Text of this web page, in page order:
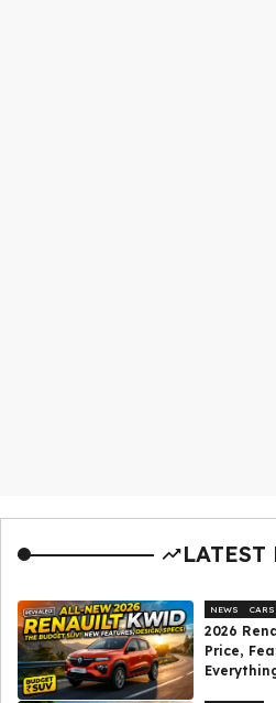
LATEST
NEWS CARS
2026
Price,